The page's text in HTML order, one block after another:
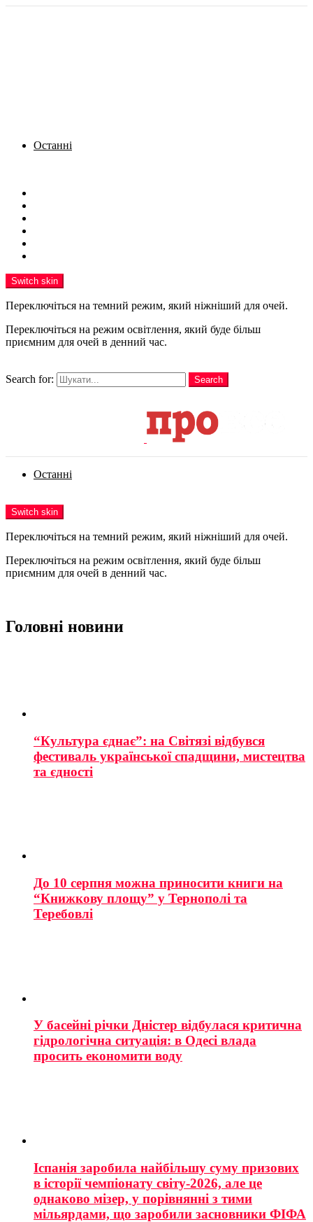
Останні
Switch skin
Переключіться на темний режим, який ніжніший для очей.
Переключіться на режим освітлення, який буде більш
приємним для очей в денний час.
Search for:
Search
Останні
Switch skin
Переключіться на темний режим, який ніжніший для очей.
Переключіться на режим освітлення, який буде більш
приємним для очей в денний час.
Головні новини
“Культура єднає”: на Світязі відбувся
фестиваль української спадщини, мистецтва
та єдності
До 10 серпня можна приносити книги на
“Книжкову площу” у Тернополі та
Теребовлі
У басейні річки Дністер відбулася критична
гідрологічна ситуація: в Одесі влада
просить економити воду
Іспанія заробила найбільшу суму призових
в історії чемпіонату світу-2026, але це
однаково мізер, у порівнянні з тими
мільярдами, що заробили засновники ФІФА